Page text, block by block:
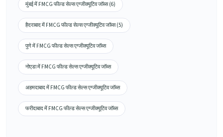
मुंबई में FMCG फील्ड सेल्स एग्जीक्यूटिव जॉब्स (6)
हैदराबाद में FMCG फील्ड सेल्स एग्जीक्यूटिव जॉब्स (5)
पुणे में FMCG फील्ड सेल्स एग्जीक्यूटिव जॉब्स
नोएडा में FMCG फील्ड सेल्स एग्जीक्यूटिव जॉब्स
अहमदाबाद में FMCG फील्ड सेल्स एग्जीक्यूटिव जॉब्स
फरीदाबाद में FMCG फील्ड सेल्स एग्जीक्यूटिव जॉब्स